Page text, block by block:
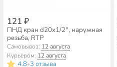
121 ₽
ПНД кран d20х1/2'', наружная
резьба, RTP
Самовывоз: 12 августа
Курьером: 12 августа
4.8•3 отзыва